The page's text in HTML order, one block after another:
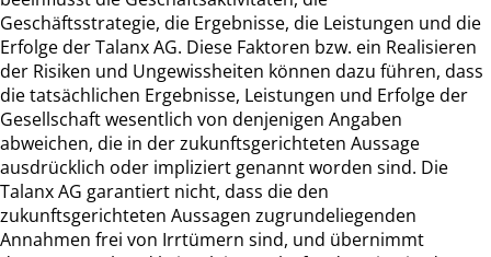
Geschäftsstrategie, die Ergebnisse, die Leistungen und die
Erfolge der Talanx AG. Diese Faktoren bzw. ein Realisieren
der Risiken und Ungewissheiten können dazu führen, dass
die tatsächlichen Ergebnisse, Leistungen und Erfolge der
Gesellschaft wesentlich von denjenigen Angaben
abweichen, die in der zukunftsgerichteten Aussage
ausdrücklich oder impliziert genannt worden sind. Die
Talanx AG garantiert nicht, dass die den
zukunftsgerichteten Aussagen zugrundeliegenden
Annahmen frei von Irrtümern sind, und übernimmt